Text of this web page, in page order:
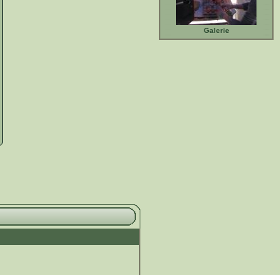
Galerie